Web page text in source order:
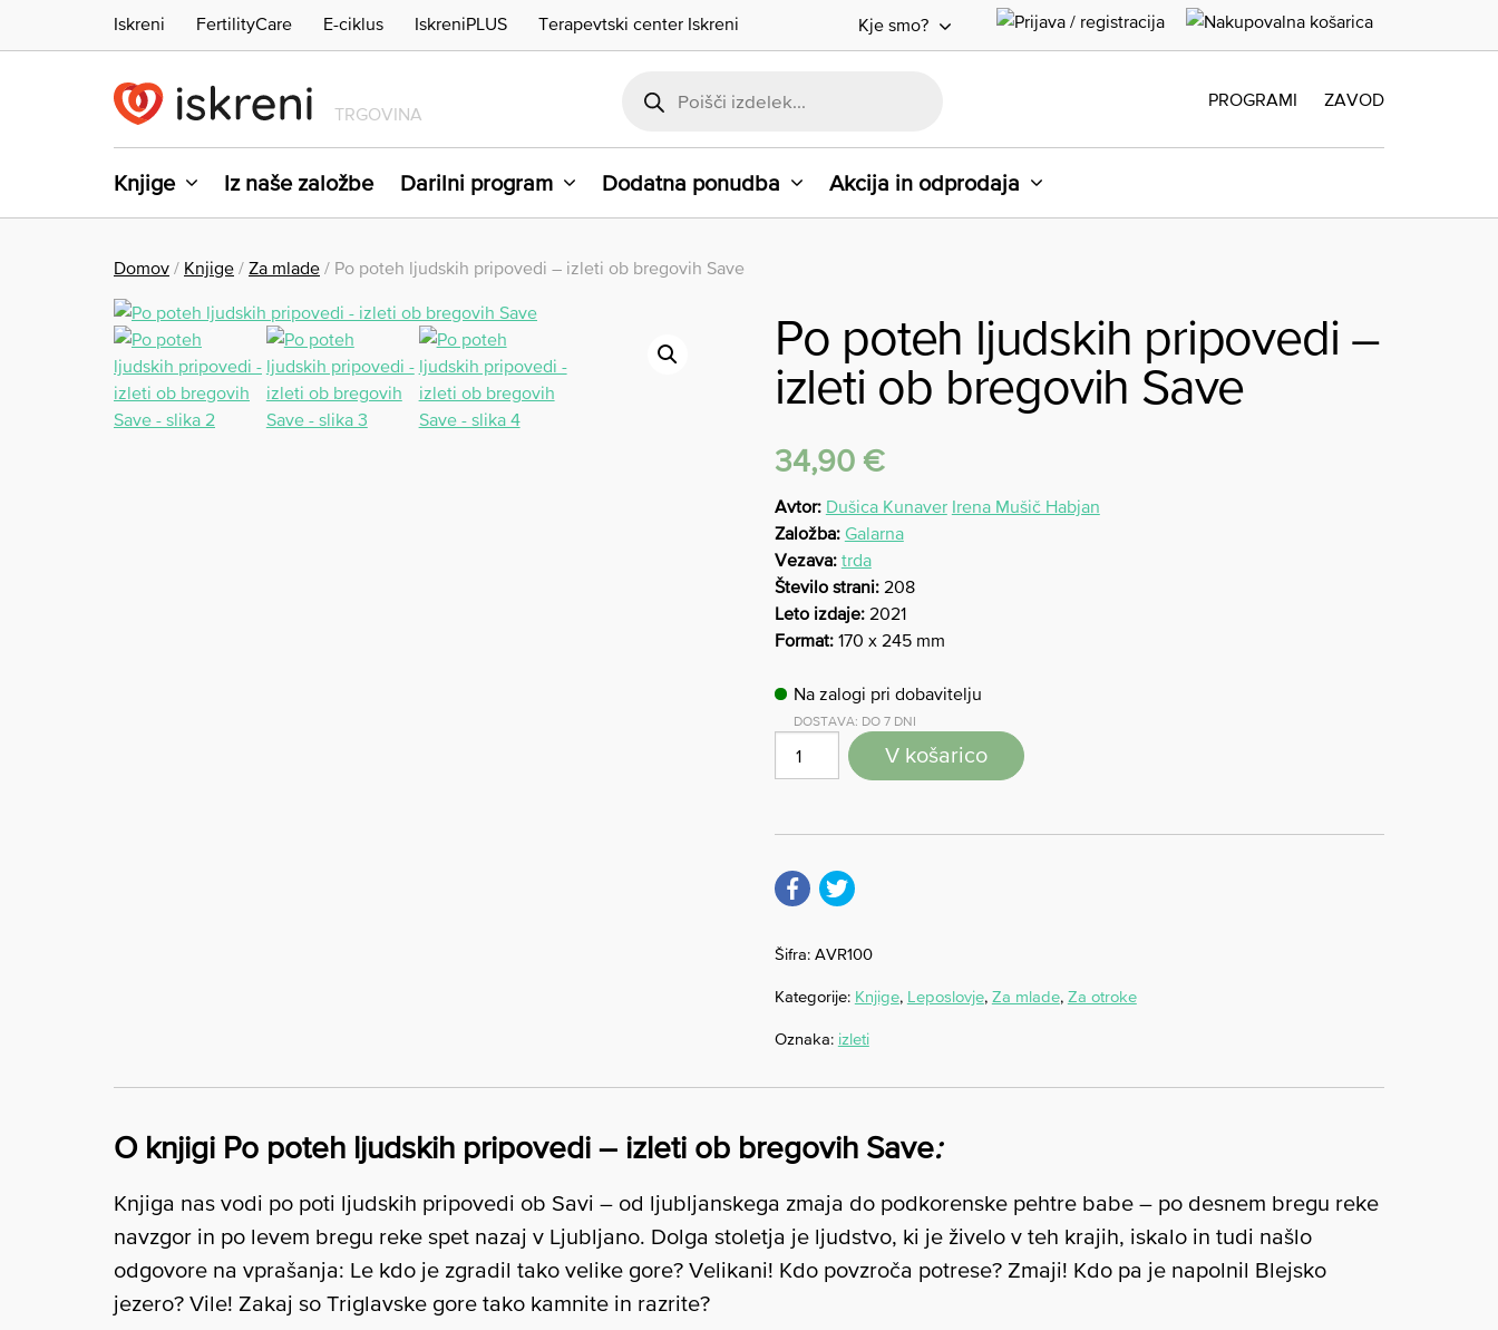
TRGOVINA
Kje smo?
Knjige Iz naše založbe Darilni program Dodatna ponudba Akcija in odprodaja
PROGRAMI ZAVOD
Iskreni FertilityCare E-ciklus IskreniPLUS Terapevtski center Iskreni
Domov / Knjige / Za mlade / Po poteh ljudskih pripovedi – izleti ob bregovih Save
Po poteh ljudskih pripovedi –
izleti ob bregovih Save
34,90 €
Avtor: Dušica Kunaver Irena Mušič Habjan
Založba: Galarna
Vezava: trda
Število strani:208
Leto izdaje:2021
Format: 170 x 245 mm
Na zalogi pri dobavitelju
DOSTAVA: DO 7 DNI
V košarico
Šifra: AVR100
Kategorije: Knjige, Leposlovje, Za mlade, Za otroke
Oznaka: izleti
O knjigi Po poteh ljudskih pripovedi – izleti ob bregovih Save:
Knjiga nas vodi po poti ljudskih pripovedi ob Savi – od ljubljanskega zmaja do podkorenske pehtre babe – po desnem bregu reke
navzgor in po levem bregu reke spet nazaj v Ljubljano. Dolga stoletja je ljudstvo, ki je živelo v teh krajih, iskalo in tudi našlo
odgovore na vprašanja: Le kdo je zgradil tako velike gore? Velikani! Kdo povzroča potrese? Zmaji! Kdo pa je napolnil Blejsko
jezero? Vile! Zakaj so Triglavske gore tako kamnite in razrite?